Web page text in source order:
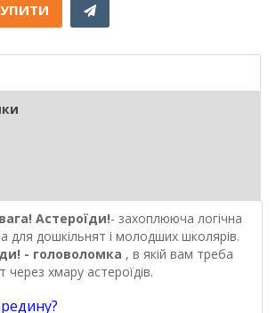
Астероїди!- захоплююча логічна
для дошкільнят і молодших школярів.
- головоломка , в якій вам треба
через хмару астероїдів.